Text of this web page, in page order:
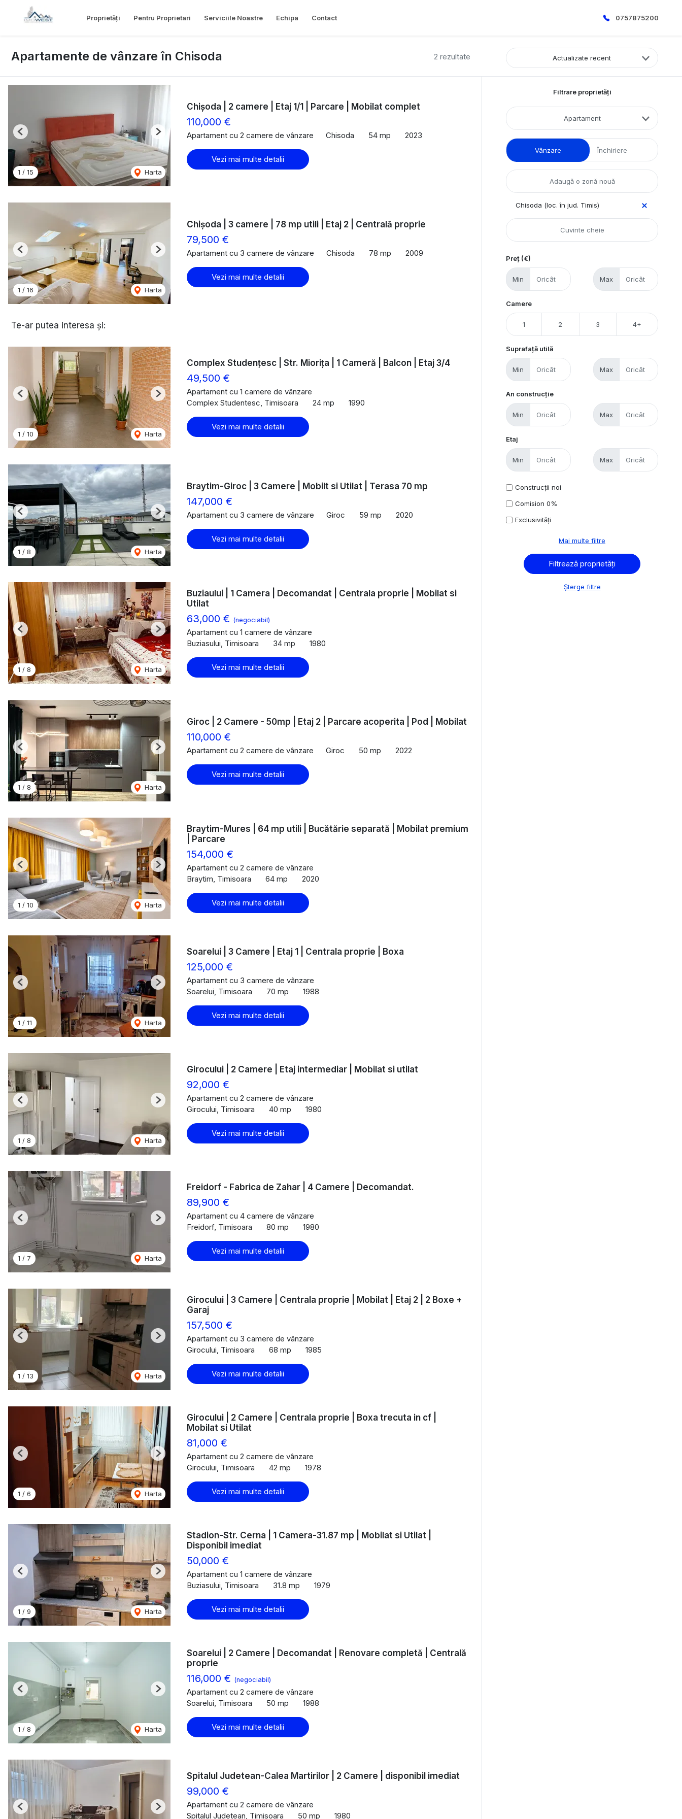
Proprietăți Pentru Proprietari Serviciile Noastre Echipa Contact 0757875200
2 rezultate
Apartamente de vânzare în Chisoda Actualizate recent
1 / 15 Harta
Previous Next
Chișoda | 2 camere | Etaj 1/1 | Parcare | Mobilat complet
110,000 €
Apartament cu 2 camere de vânzare Chisoda 54 mp 2023
Vezi mai multe detalii
1 / 16 Harta
Previous Next
Chișoda | 3 camere | 78 mp utili | Etaj 2 | Centrală proprie
79,500 €
Apartament cu 3 camere de vânzare Chisoda 78 mp 2009
Vezi mai multe detalii
Te-ar putea interesa și:
1 / 10 Harta
Previous Next
Complex Studențesc | Str. Miorița | 1 Cameră | Balcon | Etaj 3/4
49,500 €
Apartament cu 1 camere de vânzare
Complex Studentesc, Timisoara
24 mp 1990
Vezi mai multe detalii
1 / 8 Harta
Previous Next
Braytim-Giroc | 3 Camere | Mobilt si Utilat | Terasa 70 mp
147,000 €
Apartament cu 3 camere de vânzare Giroc 59 mp 2020
Vezi mai multe detalii
1 / 8 Harta
Previous Next
Buziaului | 1 Camera | Decomandat | Centrala proprie | Mobilat si
Utilat
63,000 € (negociabil)
Apartament cu 1 camere de vânzare
Buziasului, Timisoara
34 mp 1980
Vezi mai multe detalii
1 / 8 Harta
Previous Next
Giroc | 2 Camere - 50mp | Etaj 2 | Parcare acoperita | Pod | Mobilat
110,000 €
Apartament cu 2 camere de vânzare Giroc 50 mp 2022
Vezi mai multe detalii
1 / 10 Harta
Previous Next
Braytim-Mures | 64 mp utili | Bucătărie separată | Mobilat premium
| Parcare
154,000 €
Apartament cu 2 camere de vânzare
Braytim, Timisoara
64 mp 2020
Vezi mai multe detalii
1 / 11 Harta
Previous Next
Soarelui | 3 Camere | Etaj 1 | Centrala proprie | Boxa
125,000 €
Apartament cu 3 camere de vânzare
Soarelui, Timisoara
70 mp 1988
Vezi mai multe detalii
1 / 8 Harta
Previous Next
Girocului | 2 Camere | Etaj intermediar | Mobilat si utilat
92,000 €
Apartament cu 2 camere de vânzare
Girocului, Timisoara
40 mp 1980
Vezi mai multe detalii
1 / 7 Harta
Previous Next
Freidorf - Fabrica de Zahar | 4 Camere | Decomandat.
89,900 €
Apartament cu 4 camere de vânzare
Freidorf, Timisoara
80 mp 1980
Vezi mai multe detalii
1 / 13 Harta
Previous Next
Girocului | 3 Camere | Centrala proprie | Mobilat | Etaj 2 | 2 Boxe +
Garaj
157,500 €
Apartament cu 3 camere de vânzare
Girocului, Timisoara
68 mp 1985
Vezi mai multe detalii
1 / 6 Harta
Previous Next
Girocului | 2 Camere | Centrala proprie | Boxa trecuta in cf |
Mobilat si Utilat
81,000 €
Apartament cu 2 camere de vânzare
Girocului, Timisoara
42 mp 1978
Vezi mai multe detalii
1 / 9 Harta
Previous Next
Stadion-Str. Cerna | 1 Camera-31.87 mp | Mobilat si Utilat |
Disponibil imediat
50,000 €
Apartament cu 1 camere de vânzare
Buziasului, Timisoara
31.8 mp 1979
Vezi mai multe detalii
1 / 8 Harta
Previous Next
Soarelui | 2 Camere | Decomandat | Renovare completă | Centrală
proprie
116,000 € (negociabil)
Apartament cu 2 camere de vânzare
Soarelui, Timisoara
50 mp 1988
Vezi mai multe detalii
Previous Next
Spitalul Judetean-Calea Martirilor | 2 Camere | disponibil imediat
99,000 €
Apartament cu 2 camere de vânzare
Spitalul Judetean, Timisoara
50 mp 1980
Filtrare proprietăți
Apartament
Vânzare Închiriere
Chisoda (loc. în jud. Timis)
Preț (€)
Min Max
Camere
1 2 3 4+
Suprafață utilă
Min Max
An construcție
Min Max
Etaj
Min Max
Construcții noi
Comision 0%
Exclusivități
Mai multe filtre
Șterge filtre